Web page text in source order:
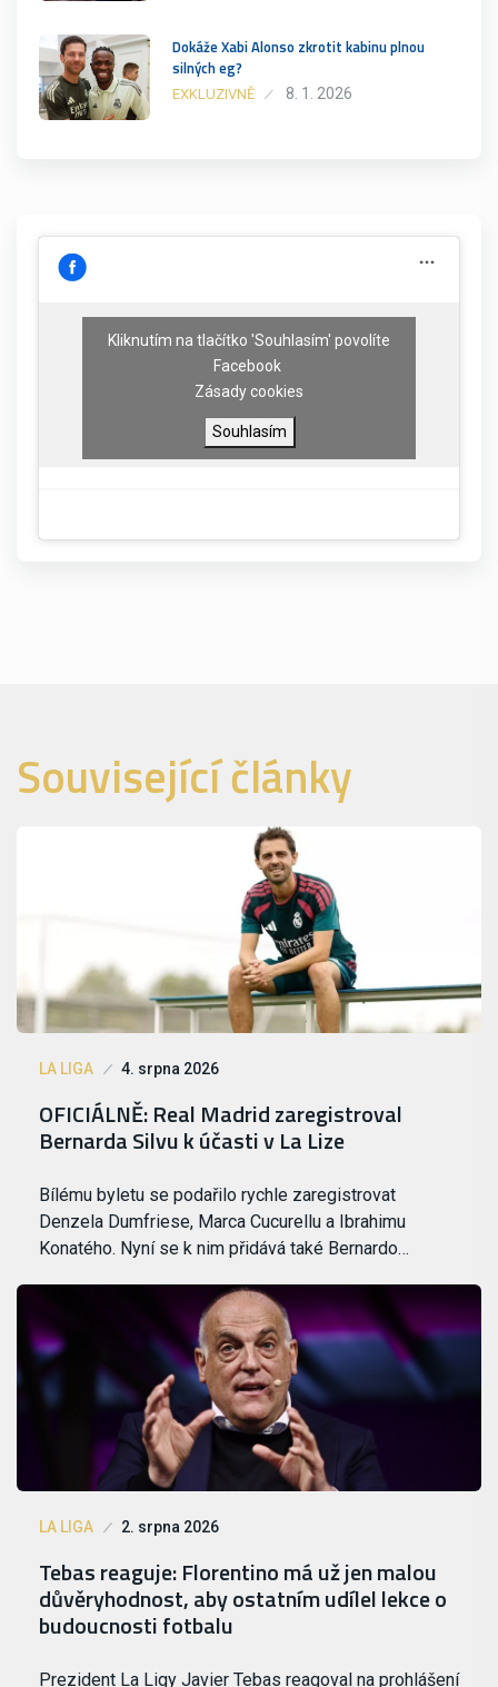
Dokáže Xabi Alonso zkrotit kabinu plnou
silných eg?
EXKLUZIVNĚ 8. 1. 2026
Kliknutím na tlačítko 'Souhlasím' povolíte
Facebook
Zásady cookies
Souhlasím
Související články
LA LIGA 4. srpna 2026
OFICIÁLNĚ: Real Madrid zaregistroval
Bernarda Silvu k účasti v La Lize
Bílému byletu se podařilo rychle zaregistrovat
Denzela Dumfriese, Marca Cucurellu a Ibrahimu
Konatého. Nyní se k nim přidává také Bernardo…
LA LIGA 2. srpna 2026
Tebas reaguje: Florentino má už jen malou
důvěryhodnost, aby ostatním udílel lekce o
budoucnosti fotbalu
Prezident La Ligy Javier Tebas reagoval na prohlášení